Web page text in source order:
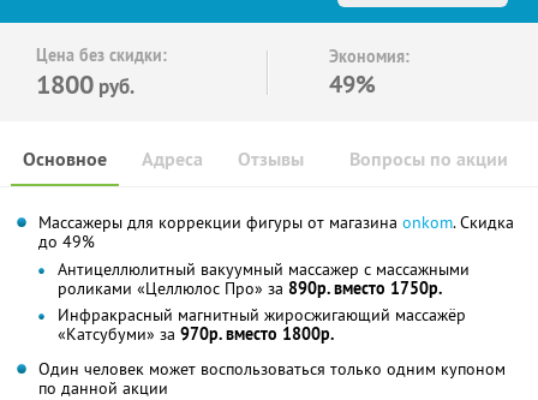
Цена без скидки:
1800 руб.
Экономия:
49%
Основное Отзывы Вопросы по акции
Адреса
Массажеры для коррекции фигуры от магазина onkom. Скидка
до 49%
Антицеллюлитный вакуумный массажер с массажными
роликами «Целлюлос Про» за 890р. вместо 1750р.
Инфракрасный магнитный жиросжигающий массажёр
«Катсубуми» за 970р. вместо 1800р.
Один человек может воспользоваться только одним купоном
по данной акции